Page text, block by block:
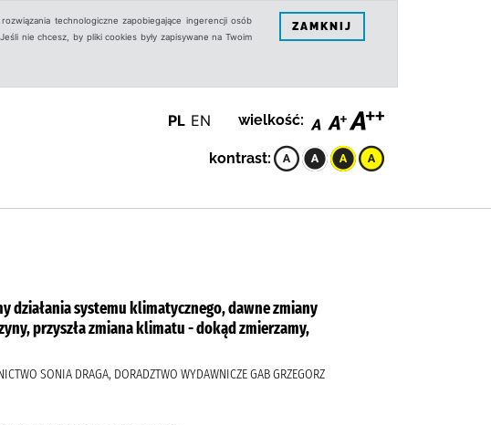
technologiczne zapobiegające ingerencji osób
nie chcesz, by pliki cookies były zapisywane na Twoim
ZAMKNIJ
PL EN wielkość:
kontrast:
działania systemu klimatycznego, dawne zmiany
przyszła zmiana klimatu - dokąd zmierzamy,
SONIA DRAGA, DORADZTWO WYDAWNICZE GAB GRZEGORZ